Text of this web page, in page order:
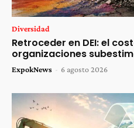
Diversidad
Retroceder en DEI: el
organizaciones
ExpokNews - 6 agosto 2026